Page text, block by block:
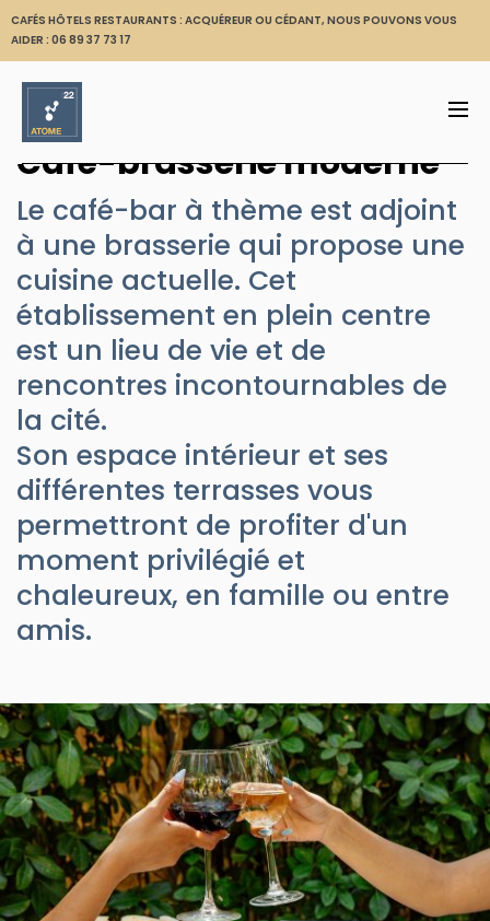
CAFÉS HÔTELS RESTAURANTS : ACQUÉREUR OU CÉDANT, NOUS POUVONS VOUS
AIDER : 06 89 37 73 17
Café-brasserie moderne
Le café-bar à thème est adjoint
à une brasserie qui propose une
cuisine actuelle. Cet
établissement en plein centre
est un lieu de vie et de
rencontres incontournables de
la cité.
Son espace intérieur et ses
différentes terrasses vous
permettront de profiter d'un
moment privilégié et
chaleureux, en famille ou entre
amis.